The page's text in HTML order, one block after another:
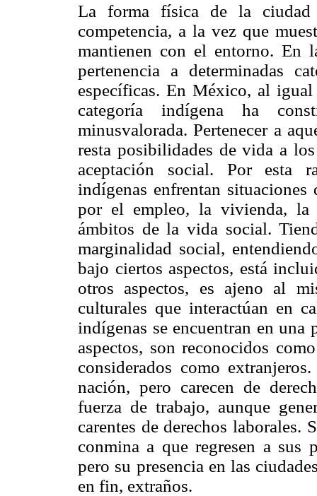
La forma física de la ciudad
competencia, a la vez que
mantienen con el entorno. En
pertenencia a determinadas
específicas. En México, al
categoría indígena ha
minusvalorada. Pertenecer a
resta posibilidades de vida a
aceptación social. Por esta
indígenas enfrentan situaciones
por el empleo, la vivienda,
ámbitos de la vida social.
marginalidad social,
bajo ciertos aspectos, está
otros aspectos, es ajeno al
culturales que interactúan en
indígenas se encuentran en
aspectos, son reconocidos
considerados como
nación, pero carecen de
fuerza de trabajo, aunque
carentes de derechos laborales.
conmina a que regresen a sus
pero su presencia en las
en fin, extraños.